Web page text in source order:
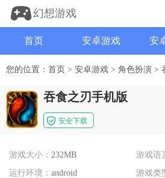
幻想游戏
首页 安卓游戏 安
您的位置： 首页 > 安卓游戏 > 角色扮演 >
吞食之刃手机版
安全下载
游戏大小： 232MB 游戏语
运行环境： android 游戏类